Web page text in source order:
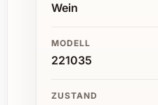
Wein
MODELL
221035
ZUSTAND